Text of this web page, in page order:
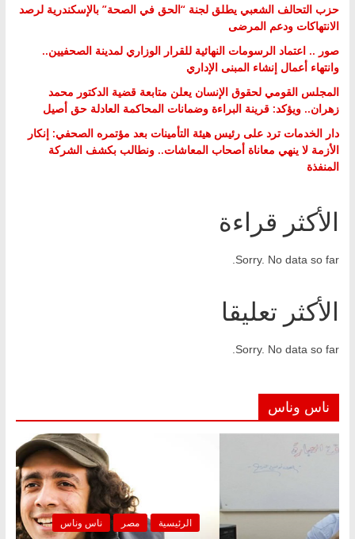
حزب التحالف الشعبي يطلق لجنة “الحق في الصحة” بالإسكندرية لرصد
الانتهاكات ودعم المرضى
صور .. اعتماد الرسومات النهائية للقرار الوزاري لمدينة الصحفيين..
وانتهاء أعمال إنشاء المبنى الإداري
المجلس القومي لحقوق الإنسان يعلن متابعة قضية الدكتور محمد
زهران.. ويؤكد: قرينة البراءة وضمانات المحاكمة العادلة حق أصيل
دار الخدمات ترد على رئيس هيئة التأمينات بعد مؤتمره الصحفي: إنكار
الأزمة لا ينهي معاناة أصحاب المعاشات.. ونطالب بكشف الشركة
المنفذة
الأكثر قراءة
Sorry. No data so far.
الأكثر تعليقا
Sorry. No data so far.
ناس وناس
الرئيسية ناس وناس